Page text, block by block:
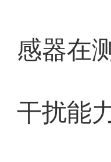
感器在
干扰能